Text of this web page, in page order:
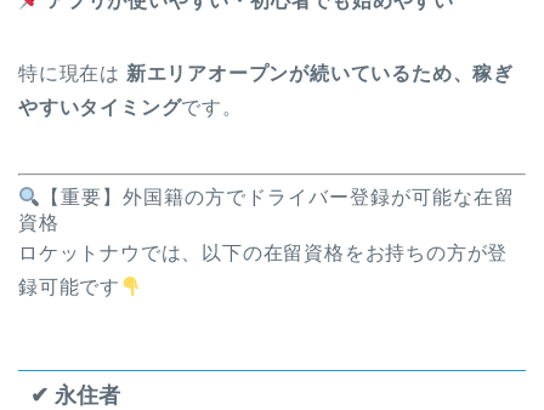
特に現在は 新エリアオープンが続いているため、稼ぎ
やすいタイミングです。
【重要】外国籍の方でドライバー登録が可能な在留
資格
ロケットナウでは、以下の在留資格をお持ちの方が登
録可能です
✔ 永住者